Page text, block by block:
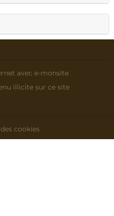
avec e-monsite
illicite sur ce site
cookies